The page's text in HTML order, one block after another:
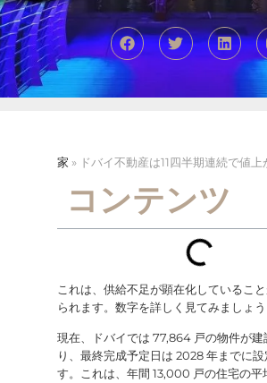
家 » ドバイ不動産は11四半期連続で値上
コンテンツ
これは、供給不足が顕在化しているこ
られます。数字を詳しく見てみましょう
現在、ドバイでは 77,864 戸の物件が建
り、最終完成予定日は 2028 年までに設
す。これは、年間 13,000 戸の住宅の平